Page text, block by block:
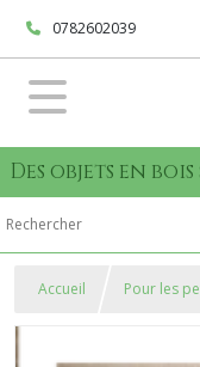
0782602039
Des objets en
Accueil Pour les